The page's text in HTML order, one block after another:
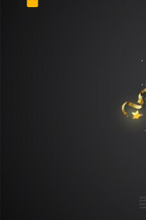
Premium